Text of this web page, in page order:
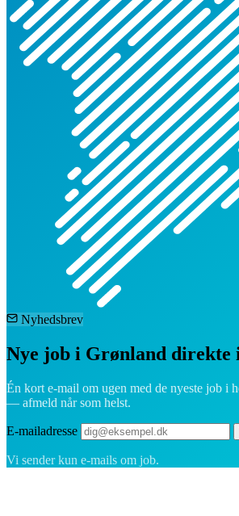
Nyhedsbrev
Nye job i Grønland direkte
Én kort e-mail om ugen med de nyeste job i
— afmeld når som helst.
E-mailadresse
Vi sender kun e-mails om job.